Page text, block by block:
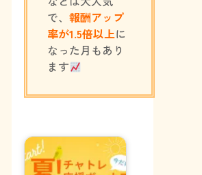
で、 報酬アップ
率が1.5倍以上に
なった月もあり
ます